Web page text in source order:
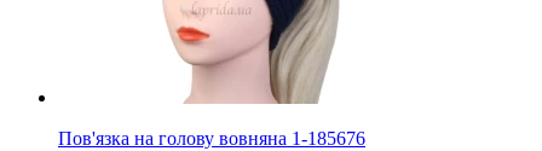
Пов'язка на голову вовняна 1-185676